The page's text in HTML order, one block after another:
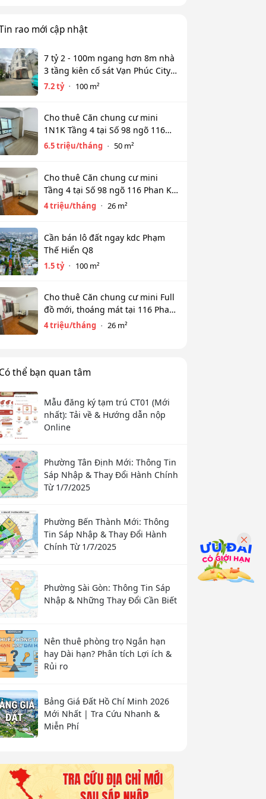
rao mới cập nhật
7 tỷ 2 - 100m ngang hơn 8m nhà
3 tầng kiên cố sát Vạn Phúc City -
HẺM XE HƠI TỚI CỬA
7.2 tỷ 100 m²
Cho thuê Căn chung cư mini
1N1K Tầng 4 tại Số 98 ngõ 116
Phan Kế Bính, Ba Đình. Chỉ 6.5tr
6.5 triệu/tháng 50 m²
Cho thuê Căn chung cư mini
Tầng 4 tại Số 98 ngõ 116 Phan Kế
Bính, Cống Vị, Ba Đình. Chỉ 4tr
4 triệu/tháng 26 m²
Cần bán lô đất ngay kdc Phạm
Thế Hiển Q8
1.5 tỷ 100 m²
Cho thuê Căn chung cư mini Full
đồ mới, thoáng mát tại 116 Phan
Kế Bính, Ba Đình. Chỉ 4 tr
4 triệu/tháng 26 m²
thể bạn quan tâm
Mẫu đăng ký tạm trú CT01 (Mới
nhất): Tải về & Hướng dẫn nộp
Online
Phường Tân Định Mới: Thông Tin
Sáp Nhập & Thay Đổi Hành Chính
Từ 1/7/2025
Phường Bến Thành Mới: Thông
Tin Sáp Nhập & Thay Đổi Hành
Chính Từ 1/7/2025
Phường Sài Gòn: Thông Tin Sáp
Nhập & Những Thay Đổi Cần Biết
Nên thuê phòng trọ Ngắn hạn
hay Dài hạn? Phân tích Lợi ích &
Rủi ro
Bảng Giá Đất Hồ Chí Minh 2026
Mới Nhất | Tra Cứu Nhanh &
Miễn Phí